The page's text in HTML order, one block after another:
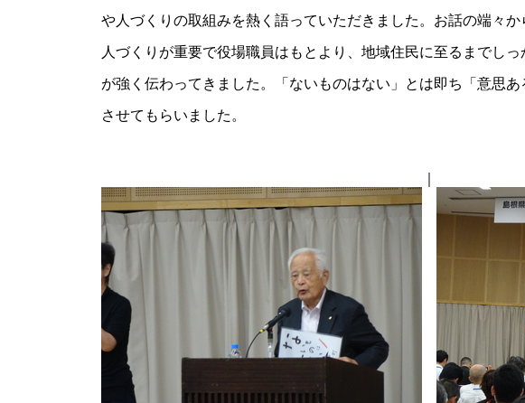
や人づくりの取組みを熱く語っていただきました。お話の端々
人づくりが重要で役場職員はもとより、地域住民に至るまでし
が強く伝わってきました。「ないものはない」とは即ち「意思
させてもらいました。
｜